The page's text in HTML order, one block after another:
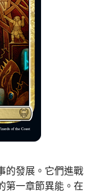
的發展。它們進戰
第一章節異能。在